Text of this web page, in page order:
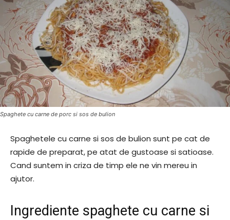
Spaghete cu carne de porc si sos de bulion
Spaghetele cu carne si sos de bulion sunt pe cat de
rapide de preparat, pe atat de gustoase si satioase.
Cand suntem in criza de timp ele ne vin mereu in
ajutor.
Ingrediente spaghete cu carne si